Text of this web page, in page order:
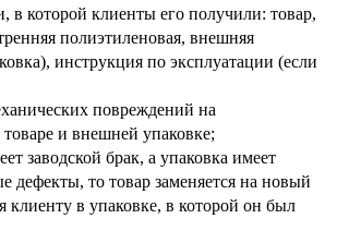
в которой клиенты его получили: товар,
полиэтиленовая, внешняя
инструкция по эксплуатации (если
повреждений на
и внешней упаковке;
заводской брак, а упаковка имеет
дефекты, то товар заменяется на новый
клиенту в упаковке, в которой он был